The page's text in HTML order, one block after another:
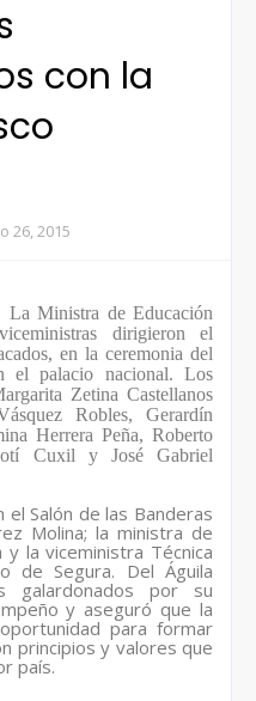
con la
26, 2015
La Ministra de Educación
dirigieron el
en la ceremonia del
el palacio nacional. Los
Zetina Castellanos
Robles, Gerardín
Herrera Peña, Roberto
Cuxil y José Gabriel
Salón de las Banderas
Molina; la ministra de
y la viceministra Técnica
de Segura. Del Águila
galardonados por su
y aseguró que la
para formar
principios y valores que
país.